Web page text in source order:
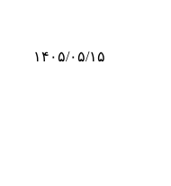
۱۴۰۵/۰۵/۱۵